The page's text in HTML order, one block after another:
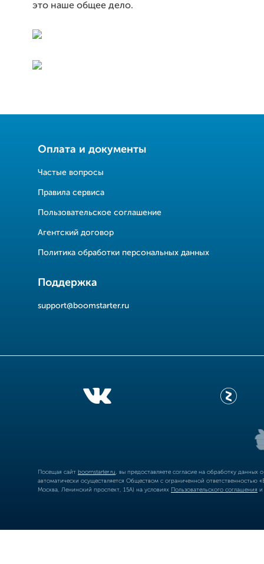
это наше общее дело.
Оплата и документы
Частые вопросы
Правила сервиса
Пользовательское соглашение
Агентский договор
Политика обработки персональных данных
Поддержка
support@boomstarter.ru
Посещая сайт boomstarter.ru , вы предоставляете согласие на обработку
автоматически осуществляется Обществом с ограниченной
Москва, Ленинский проспект, 15А) на условиях Пользовательского соглашения и